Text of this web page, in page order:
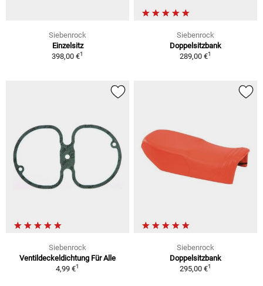
Siebenrock
Einzelsitz
398,00 €1
Siebenrock
Doppelsitzbank
289,00 €1
Siebenrock
Ventildeckeldichtung Für Alle
4,99 €1
Siebenrock
Doppelsitzbank
295,00 €1